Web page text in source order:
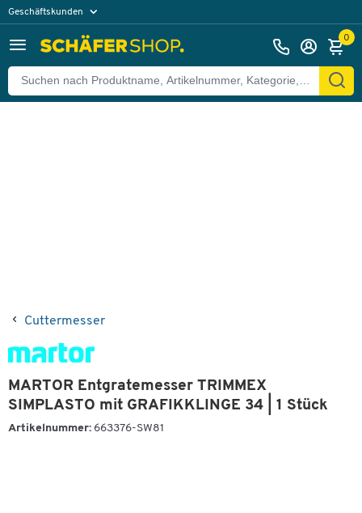
Geschäftskunden
0
Cuttermesser
MARTOR Entgratemesser TRIMMEX
SIMPLASTO mit GRAFIKKLINGE 34 | 1 Stück
Artikelnummer: 663376-SW81
Zurück